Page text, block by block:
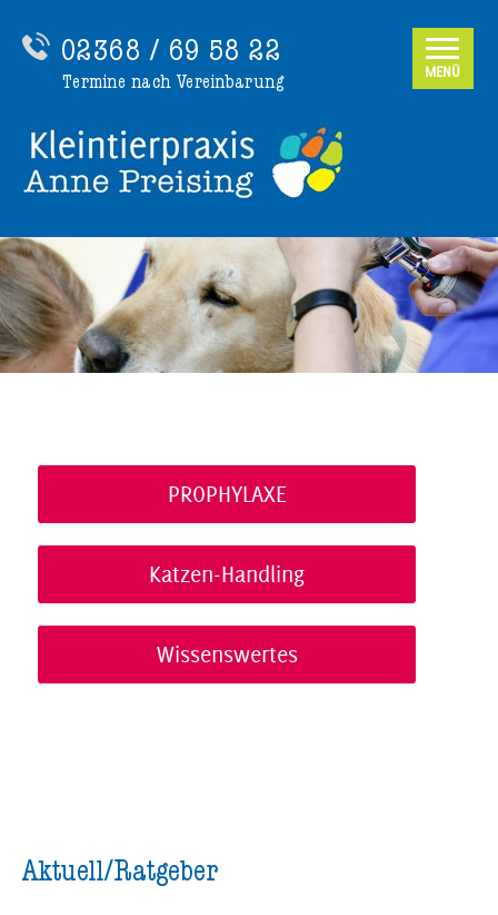
02368 / 69 58 22
Termine nach Vereinbarung
PROPHYLAXE
Katzen-Handling
Wissenswertes
Aktuell/Ratgeber
MENÜ